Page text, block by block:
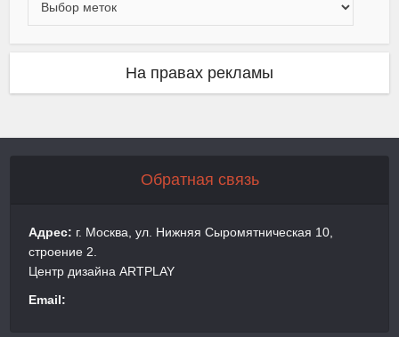
На правах рекламы
Обратная связь
Адрес: г. Москва, ул. Нижняя Сыромятническая 10,
строение 2.
Центр дизайна ARTPLAY
Email: